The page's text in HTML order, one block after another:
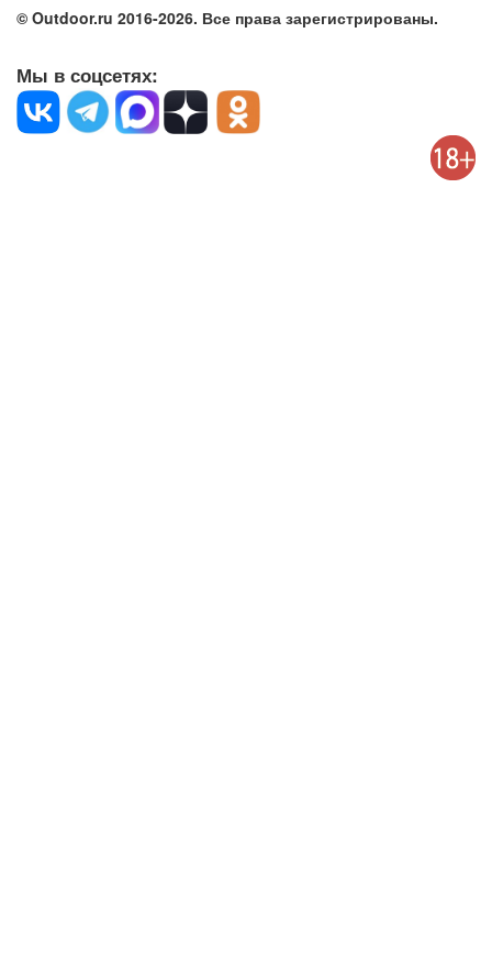
© Outdoor.ru 2016-2026. Все права зарегистрированы.
Мы в соцсетях: